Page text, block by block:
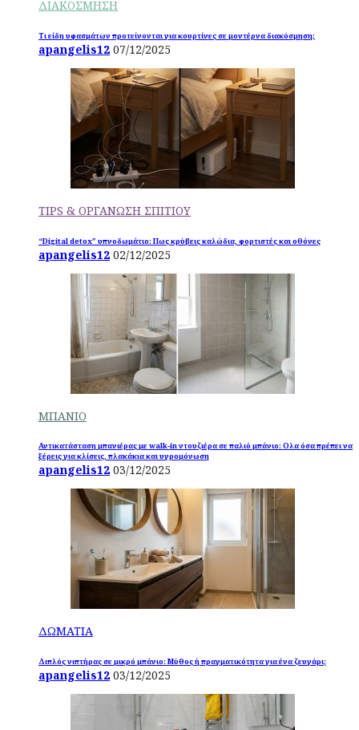
ΔΙΑΚΟΣΜΗΣΗ
Τι είδη υφασμάτων προτείνονται για κουρτίνες σε μοντέρνα διακόσμηση;
apangelis12 07/12/2025
TIPS & ΟΡΓΑΝΩΣΗ ΣΠΙΤΙΟΥ
“Digital detox” υπνοδωμάτιο: Πως κρύβεις καλώδια, φορτιστές και οθόνες
apangelis12 02/12/2025
ΜΠΑΝΙΟ
Αντικατάσταση μπανιέρας με walk-in ντουζιέρα σε παλιό μπάνιο: Ολα όσα πρέπει να
ξέρεις για κλίσεις, πλακάκια και υγρομόνωση
apangelis12 03/12/2025
ΔΩΜΑΤΙΑ
Διπλός νιπτήρας σε μικρό μπάνιο: Μύθος ή πραγματικότητα για ένα ζευγάρι;
apangelis12 03/12/2025